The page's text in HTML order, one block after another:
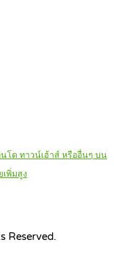
โด ทาวน์เฮ้าส์ หรืออื่นๆ บน
เพิ่มสูง
Reserved.